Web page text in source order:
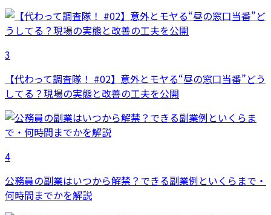
3
【代わって調査隊！ #02】意外とモヤる“昼の窓口当番”どう
してる？現場の実態と改善の工夫を公開
4
公務員の副業はいつから解禁？できる副業例といくらまで・
何時間までかを解説